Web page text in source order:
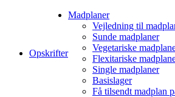
Opskrifter
Madplaner
Vejledning til
Sunde madplaner
Vegetariske
Flexitariske
Single madplaner
Basislager
Få tilsendt madplan